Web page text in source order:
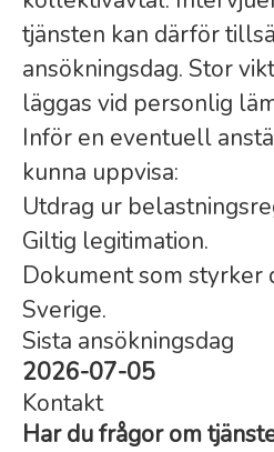
tjänsten kan därför
ansökningsdag. Stor
läggas vid personlig
Inför en eventuell
kunna uppvisa:
Utdrag ur
Giltig legitimation.
Dokument som styrker
Sverige.
Sista ansökningsdag
2026-07-05
Kontakt
Har du frågor om